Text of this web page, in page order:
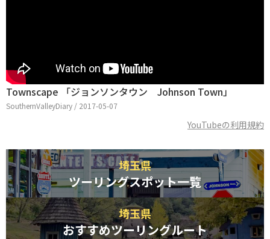
Townscape 「ジョンソンタウン Johnson Town」
SouthernValleyDiary / 2017-05-07
YouTubeの利用規約
埼玉県
ツーリングスポット一覧
埼玉県
おすすめツーリングルート